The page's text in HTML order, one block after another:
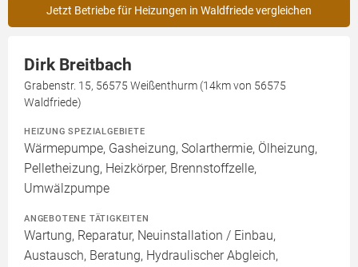
Jetzt Betriebe für Heizungen in Waldfriede vergleichen
Dirk Breitbach
Grabenstr. 15, 56575 Weißenthurm (14km von 56575
Waldfriede)
HEIZUNG SPEZIALGEBIETE
Wärmepumpe, Gasheizung, Solarthermie, Ölheizung,
Pelletheizung, Heizkörper, Brennstoffzelle,
Umwälzpumpe
ANGEBOTENE TÄTIGKEITEN
Wartung, Reparatur, Neuinstallation / Einbau,
Austausch, Beratung, Hydraulischer Abgleich,